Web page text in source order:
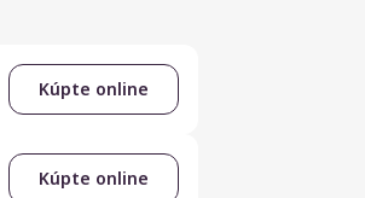
Kúpte online
Kúpte online